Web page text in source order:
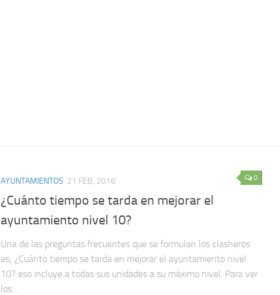
0
AYUNTAMIENTOS 21 FEB, 2016
¿Cuánto tiempo se tarda en mejorar el
ayuntamiento nivel 10?
Una de las preguntas frecuentes que se formulan los clasheros
es; ¿Cuánto tiempo se tarda en mejorar el ayuntamiento nivel
10? eso incluye a todas sus unidades a su máximo nivel. Para ver
los...